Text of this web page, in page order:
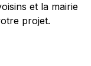
et la mairie
projet.